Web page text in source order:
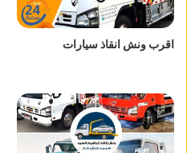
اقرب ونش انقاذ سيارات